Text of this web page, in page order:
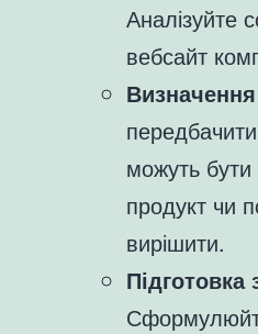
Аналізуйте
вебсайт
можуть бути
продукт чи
вирішити.
Підготовка